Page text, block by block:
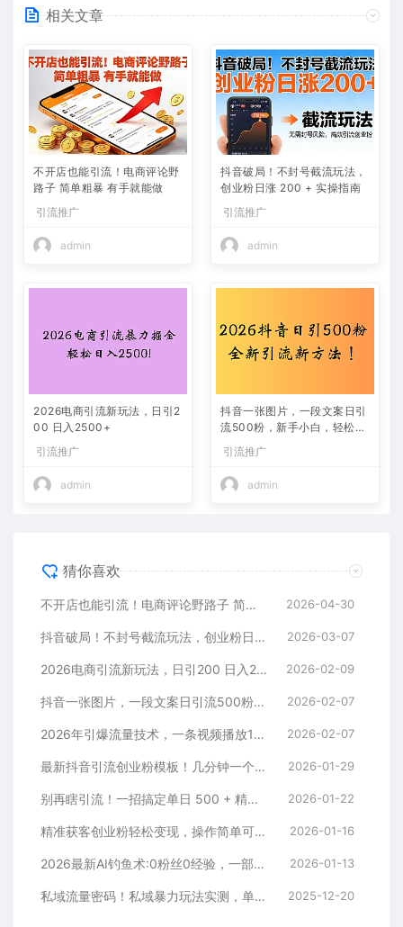
相关文章
不开店也能引流！电商评论野
路子 简单粗暴 有手就能做
引流推广
admin
抖音破局！不封号截流玩法，
创业粉日涨 200 + 实操指南
引流推广
admin
2026电商引流新玩法，日引2
00 日入2500+
引流推广
admin
抖音一张图片，一段文案日引
流500粉，新手小白，轻松上
引流推广
admin
猜你喜欢
不开店也能引流！电商评论野路子 简单粗暴 有手就能做 2026-04-30
抖音破局！不封号截流玩法，创业粉日涨 200 + 实操指南 2026-03-07
2026电商引流新玩法，日引200 日入2500+ 2026-02-09
抖音一张图片，一段文案日引流500粉，新手小白，轻松上手 2026-02-07
2026年引爆流量技术，一条视频播放100W＋，无脑发，小白轻松上手 2026-02-07
最新抖音引流创业粉模板！几分钟一个视频，非常暴力，小白直接可上手操作！ 2026-01-29
别再瞎引流！一招搞定单日 500 + 精准粉，微信直接爆仓 2026-01-22
精准获客创业粉轻松变现，操作简单可放大，单日轻松3000+ 2026-01-16
2026最新AI钓鱼术:0粉丝0经验，一部手机就能开启赚钱模式 2026-01-13
私域流量密码！私域暴力玩法实测，单日 500 + 精准粉直接加满 2025-12-20